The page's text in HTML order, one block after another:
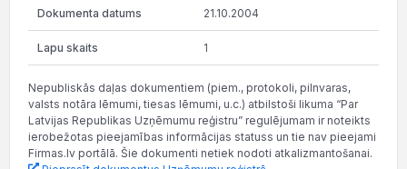
21.10.2004
1
Nepubliskās daļas dokumentiem (piem., protokoli, pilnvaras,
valsts notāra lēmumi, tiesas lēmumi, u.c.) atbilstoši likuma “Par
Latvijas Republikas Uzņēmumu reģistru” regulējumam ir noteikts
ierobežotas pieejamības informācijas statuss un tie nav pieejami
Firmas.lv portālā. Šie dokumenti netiek nodoti atkalizmantošanai.